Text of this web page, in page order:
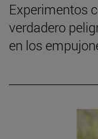
Experimentos
verdadero
en los